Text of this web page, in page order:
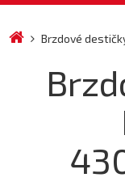
Brzdové